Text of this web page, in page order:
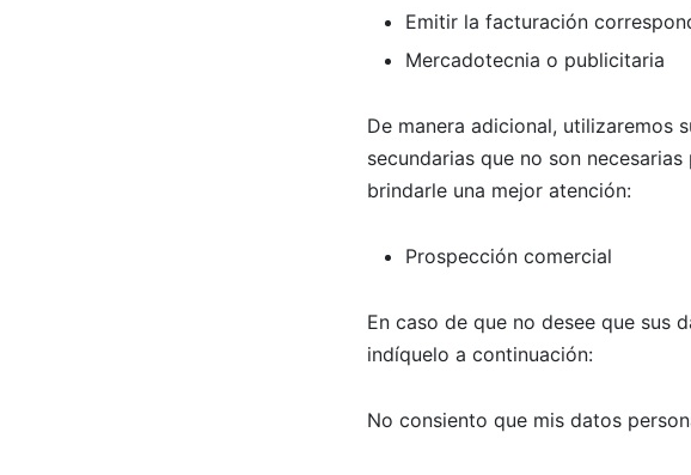
Emitir la facturación
Mercadotecnia o publicitaria
De manera adicional, utilizaremos
secundarias que no son
brindarle una mejor atención:
Prospección comercial
En caso de que no desee que sus
indíquelo a continuación:
No consiento que mis datos